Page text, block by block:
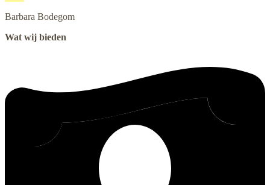
Barbara Bodegom
Wat wij bieden